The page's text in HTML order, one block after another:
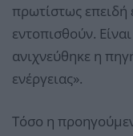
πρωτίστως επειδή
εντοπισθούν.
ανιχνεύθηκε η
ενέργειας».
Τόσο η